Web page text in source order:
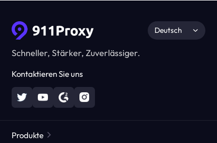
Schneller, Stärker, Zuverlässiger.
Kontaktieren Sie uns
Deutsch
Produkte